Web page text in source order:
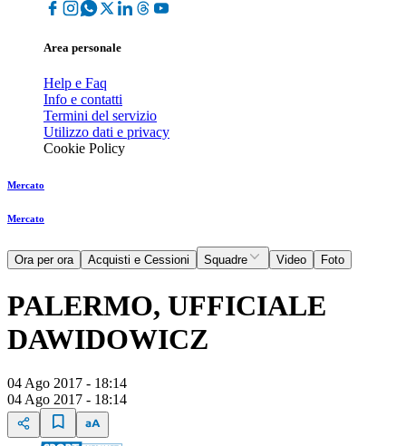
Area personale
Help e Faq
Info e contatti
Termini del servizio
Utilizzo dati e privacy
Cookie Policy
Mercato
Mercato
Ora per ora Acquisti e Cessioni Squadre Video Foto
PALERMO, UFFICIALE
DAWIDOWICZ
04 Ago 2017 - 18:14
04 Ago 2017 - 18:14